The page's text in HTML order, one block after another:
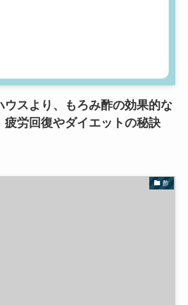
スより、もろみ酢の効果的な
労回復やダイエットの秘訣
酢